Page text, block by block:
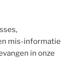
mis-informatie
in onze